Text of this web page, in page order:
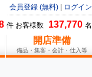
会員登録 (無料) ログイン
件 お客様数 137,770 名
開店準備
備品・集客・会計・仕入等